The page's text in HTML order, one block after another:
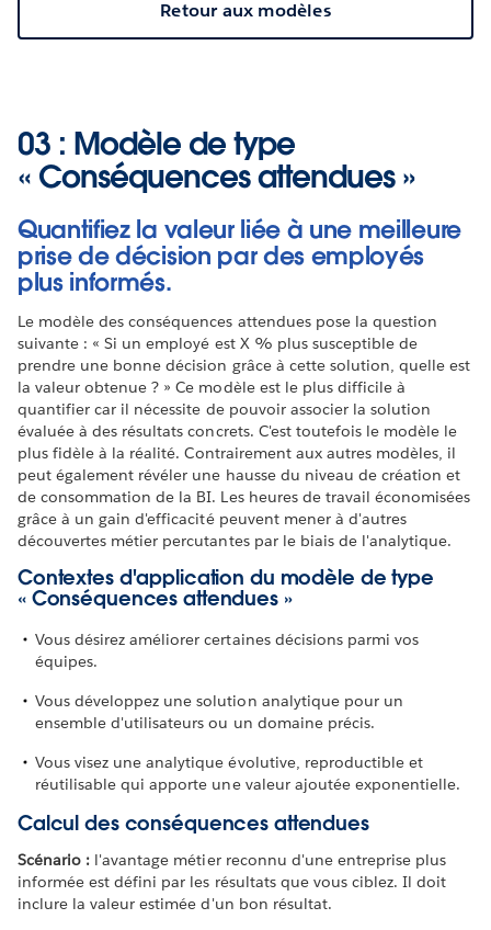
Retour aux modèles
03 : Modèle de type
« Conséquences attendues »
Quantifiez la valeur liée à une meilleure
prise de décision par des employés
plus informés.
Le modèle des conséquences attendues pose la question
suivante : « Si un employé est X % plus susceptible de
prendre une bonne décision grâce à cette solution, quelle est
la valeur obtenue ? » Ce modèle est le plus difficile à
quantifier car il nécessite de pouvoir associer la solution
évaluée à des résultats concrets. C'est toutefois le modèle le
plus fidèle à la réalité. Contrairement aux autres modèles, il
peut également révéler une hausse du niveau de création et
de consommation de la BI. Les heures de travail économisées
grâce à un gain d'efficacité peuvent mener à d'autres
découvertes métier percutantes par le biais de l'analytique.
Contextes d'application du modèle de type
« Conséquences attendues »
Vous désirez améliorer certaines décisions parmi vos
équipes.
Vous développez une solution analytique pour un
ensemble d'utilisateurs ou un domaine précis.
Vous visez une analytique évolutive, reproductible et
réutilisable qui apporte une valeur ajoutée exponentielle.
Calcul des conséquences attendues
Scénario : l'avantage métier reconnu d'une entreprise plus
informée est défini par les résultats que vous ciblez. Il doit
inclure la valeur estimée d'un bon résultat.